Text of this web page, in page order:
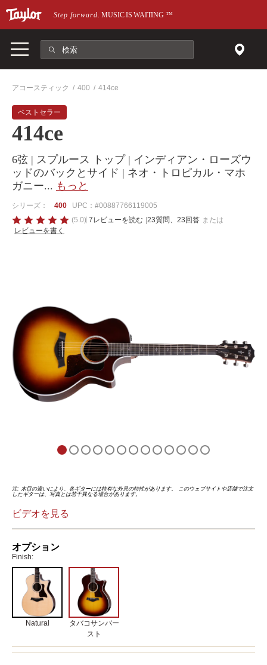
メインページにスキップ
Step forward. MUSIC IS WAITING™
アコースティック 400 414ce
ベストセラー
414ce
6弦 | スプルース トップ | インディアン・ローズウ
ッドのバックとサイド | ネオ・トロピカル・マホ
ガニー... もっと
シリーズ： 400 UPC：#00887766119005
5
の
価
(5.0) 7レビューを読む 23質問、23回答 または
レビューを書く
注: 木目の違いにより、各ギターには特有な外見の特性があります。 このウェブサイトや店舗で注文
したギターは、写真とは若干異なる場合があります。
ビデオを見る
オプション
Finish:
Natural
タバコサンバー
スト